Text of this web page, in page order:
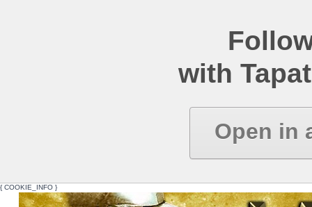
with
Open in
{ COOKIE_INFO }